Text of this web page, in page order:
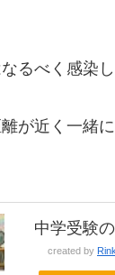
るべく感染
が近く一緒
中学受験
created by